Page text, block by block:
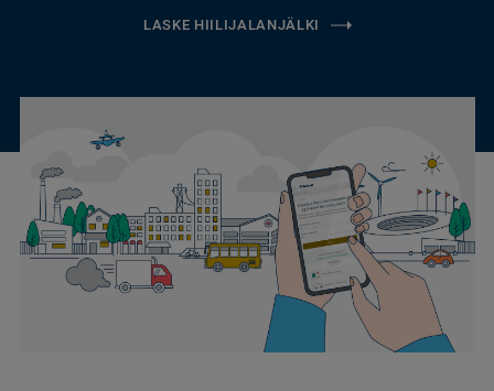
LASKE HIILIJALANJÄLKI